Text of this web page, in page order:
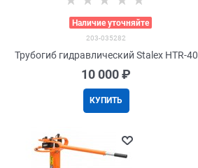
Наличие уточняйте
203-035282
Трубогиб гидравлический Stalex HTR-40
10 000 ₽
КУПИТЬ